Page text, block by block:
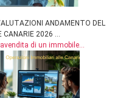
ANDAMENTO DEL
CANARIE 2026 ...
di un immobile...